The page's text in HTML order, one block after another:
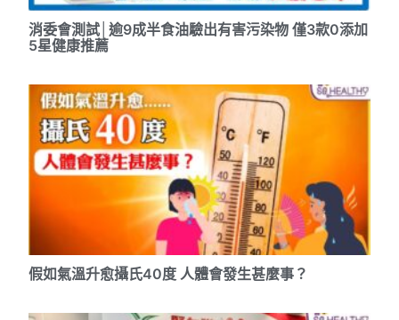
消委會測試│逾9成半食油驗出有害污染物 僅3款0添加
5星健康推薦
假如氣溫升愈攝氏40度 人體會發生甚麼事？